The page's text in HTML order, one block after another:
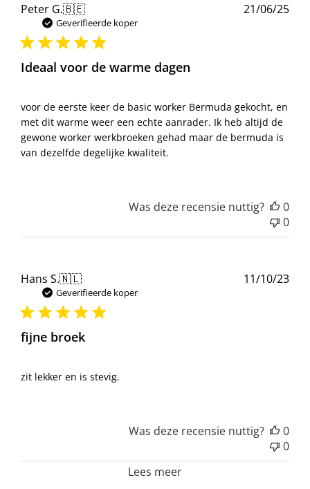
Peter G.🇧🇪
Geverifieerde koper
Ideaal voor de warme dagen
voor de eerste keer de basic worker Bermuda gekocht, en
met dit warme weer een echte aanrader. Ik heb altijd de
gewone worker werkbroeken gehad maar de bermuda is
van dezelfde degelijke kwaliteit.
21/06/25
Was deze recensie nuttig?
0
0
Hans S.🇳🇱
Geverifieerde koper
fijne broek
zit lekker en is stevig.
11/10/23
Was deze recensie nuttig?
0
0
Lees meer